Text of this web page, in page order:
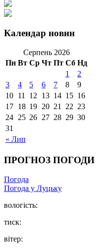
Календар новин
Серпень 2026
Пн Вт Ср Чт Пт Сб Нд
« Лип
1
2
3
4 5 6 7 8
9
10 11 12 13 14 15 16
17 18 19 20 21 22 23
24 25 26 27 28 29 30
31
ПРОГНОЗ ПОГОДИ
Погода
Погода у Луцьку
вологість:
тиск:
вітер: